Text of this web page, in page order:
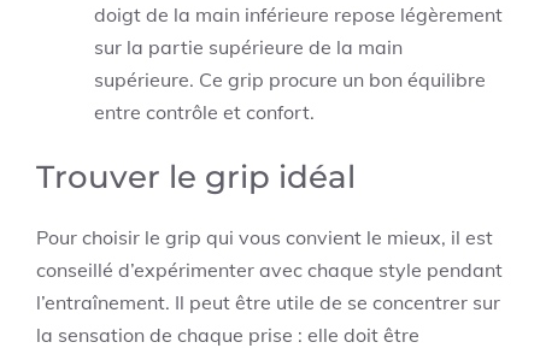
doigt de la main inférieure repose légèrement
sur la partie supérieure de la main
supérieure. Ce grip procure un bon équilibre
entre contrôle et confort.
Trouver le grip idéal
Pour choisir le grip qui vous convient le mieux, il est
conseillé d’expérimenter avec chaque style pendant
l’entraînement. Il peut être utile de se concentrer sur
la sensation de chaque prise : elle doit être